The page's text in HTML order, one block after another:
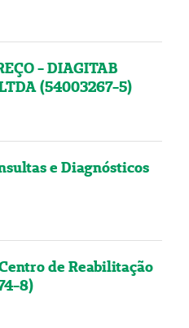
- DIAGITAB
(54003267-5)
e Diagnósticos
de Reabilitação
8)